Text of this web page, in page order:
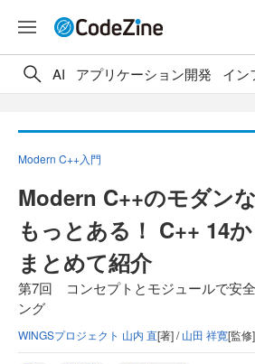
AI アプリケーション開発 イン
Modern C++入門
Modern C++のモダン
もっとある！ C++ 14
まとめて紹介
第7回 コンセプトとモジュールで安
ング
WINGSプロジェクト 山内 直[著] /山田 祥寛[監修]